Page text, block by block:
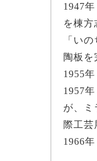
1947
を棟
「い
陶板を
1955
1957
が、ミ
際工芸
1966